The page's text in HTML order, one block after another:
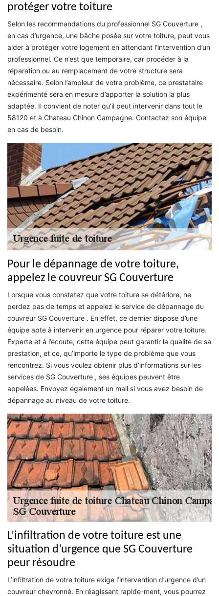
protéger votre toiture
Selon les recommandations du professionnel SG Couverture ,
en cas d’urgence, une bâche posée sur votre toiture, peut vous
aider à protéger votre logement en attendant l’intervention d’un
professionnel. Ce n’est que temporaire, car procéder à la
réparation ou au remplacement de votre structure sera
nécessaire. Selon l’ampleur de votre problème, ce prestataire
expérimenté sera en mesure d’apporter la solution la plus
adaptée. Il convient de noter qu’il peut intervenir dans tout le
58120 et à Chateau Chinon Campagne. Contactez son équipe
en cas de besoin.
Pour le dépannage de votre toiture,
appelez le couvreur SG Couverture
Lorsque vous constatez que votre toiture se détériore, ne
perdez pas de temps et appelez le service de dépannage du
couvreur SG Couverture . En effet, ce dernier dispose d’une
équipe apte à intervenir en urgence pour réparer votre toiture.
Experte et à l’écoute, cette équipe peut garantir la qualité de sa
prestation, et ce, qu’importe le type de problème que vous
rencontrez. Si vous voulez obtenir plus d’informations sur les
services de SG Couverture , ses équipes peuvent être
appelées. Envoyez également un mail si vous avez besoin de
dépannage au niveau de votre toiture.
L’infiltration de votre toiture est une
situation d’urgence que SG Couverture
peur résoudre
L’infiltration de votre toiture exige l’intervention d’urgence d’un
couvreur chevronné. En réagissant rapide-ment, vous pourrez